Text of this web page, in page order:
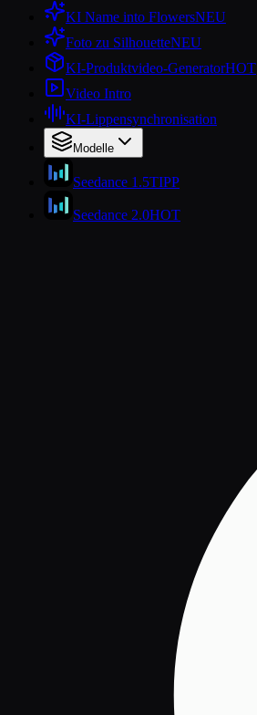
KI Name into FlowersNEU
Foto zu SilhouetteNEU
KI-Produktvideo-GeneratorHOT
Video Intro
KI-Lippensynchronisation
Modelle
Seedance 1.5TIPP
Seedance 2.0HOT